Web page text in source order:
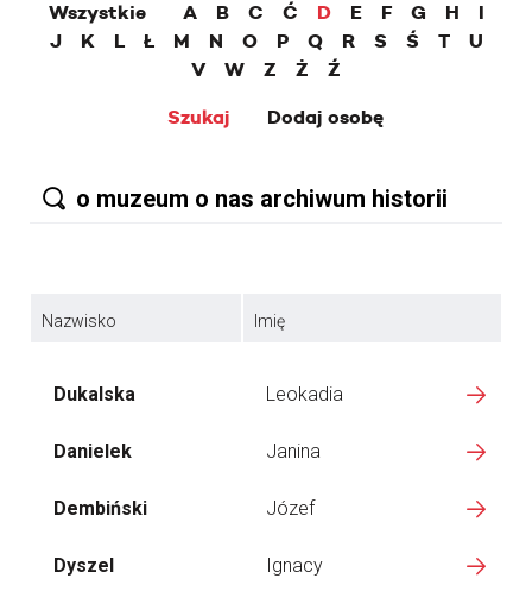
Wszystkie A B C Ć D E F G H
I
J
K L Ł M N O P Q R S Ś T
U
V
W Z Ż
Ź
Szukaj
Dodaj osobę
Nazwisko Imię
Dukalska Leokadia
Danielek Janina
Dembiński Józef
Dyszel Ignacy